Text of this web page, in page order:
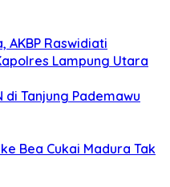
AKBP Raswidiati
Lampung Utara
di Tanjung Pademawu
Bea Cukai Madura Tak